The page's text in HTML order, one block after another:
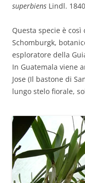
superbiens Lindl. 1840
Questa specie è
Schomburgk,
esploratore della
In Guatemala viene
Jose (Il bastone di
lungo stelo fiorale,